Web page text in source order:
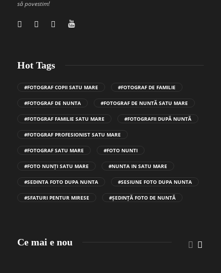
să povestim!
Hot Tags
#FOTOGRAF COPII SATU MARE #FOTOGRAF DE FAMILIE
#FOTOGRAF DE NUNTA #FOTOGRAF DE NUNTĂ SATU MARE
#FOTOGRAF FAMILIE SATU MARE #FOTOGRAFII DUPĂ NUNTĂ
#FOTOGRAF PROFESIONIST SATU MARE
#FOTOGRAF SATU MARE #FOTO NUNTI
#FOTO NUNȚI SATU MARE #NUNTA IN SATU MARE
#SEDINTA FOTO DUPA NUNTA #SESIUNE FOTO DUPA NUNTA
#SFATURI PENTUR MIRESE #ȘEDINȚĂ FOTO DE NUNTĂ
Ce mai e nou